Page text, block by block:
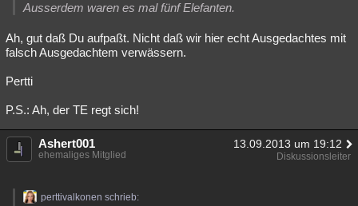
weitere Rubriken
Philosophie Träume Orte Esoterik Literatur
Besucht Teilgenommen Geschlossen
Ausserdem waren es mal fünf Elefanten.
Ah, gut daß Du aufpaßt. Nicht daß wir hier echt Ausgedachtes mit
falsch Ausgedachtem verwässern.
Pertti
P.S.: Ah, der TE regt sich!
Ashert001 13.09.2013 um 19:12
ehemaliges Mitglied Diskussionsleiter
perttivalkonen schrieb: